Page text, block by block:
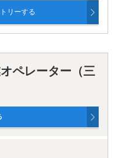
ペレーター（三